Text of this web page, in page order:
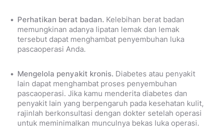
Perhatikan berat badan. Kelebihan berat badan
memungkinan adanya lipatan lemak dan lemak
tersebut dapat menghambat penyembuhan luka
pascaoperasi Anda.
Mengelola penyakit kronis. Diabetes atau penyakit
lain dapat menghambat proses penyembuhan
pascaoperasi. Jika kamu menderita diabetes dan
penyakit lain yang berpengaruh pada kesehatan kulit,
rajinlah berkonsultasi dengan dokter setelah operasi
untuk meminimalkan munculnya bekas luka operasi.